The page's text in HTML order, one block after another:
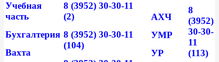
Учебная
часть
Бухгалтерия
Вахта
8 (3952) 30-30-11
(2)
8 (3952) 30-30-11
(104)
АХЧ
УМР
УР
8
(3952)
30-30-
11
(113)